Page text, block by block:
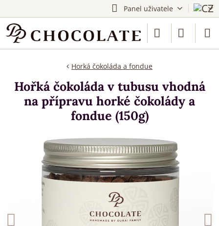
Panel uživatele
Horká čokoláda a fondue
Hořká čokoláda v tubusu vhodná
na přípravu horké čokolády a
fondue (150g)